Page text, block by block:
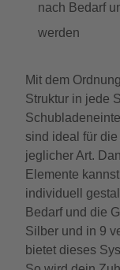
nach Bedarf
werden
Mit dem
Struktur in jede
sind ideal für
jeglicher Art.
Elemente
individuell
Bedarf und die
Silber und in 9
bietet dieses